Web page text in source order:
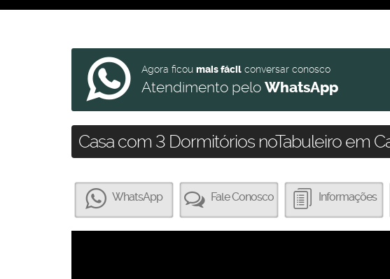
Agora ficou mais fácil conversar conosco
Atendimento pelo WhatsApp
Casa com 3 Dormitórios noTabuleiro em
WhatsApp Fale Conosco Informações